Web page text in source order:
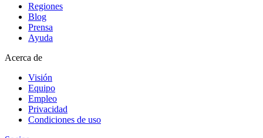
Regiones
Blog
Prensa
Ayuda
Acerca de
Visión
Equipo
Empleo
Privacidad
Condiciones de uso